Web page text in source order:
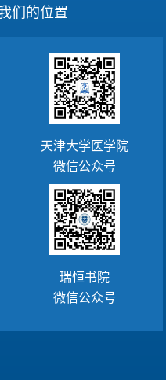
们的位置
天津大学医学院
微信公众号
瑞恒书院
微信公众号